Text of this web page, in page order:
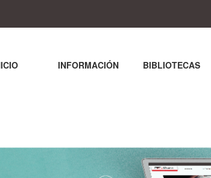
INFORMACIÓN BIBLIOTECAS